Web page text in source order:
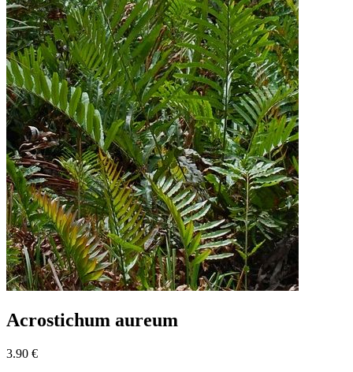
Acrostichum aureum
3.90 €